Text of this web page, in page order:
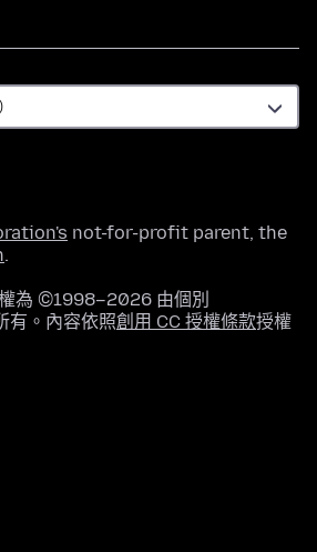
not-for-profit parent, the
.
為 ©1998–2026 由個別
。內容依照創用 CC 授權條款授權